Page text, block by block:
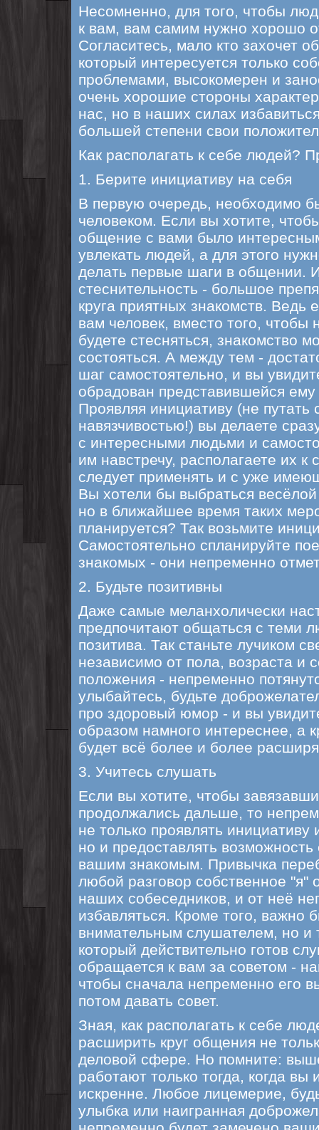
Несомненно, для того, чтобы
к вам, вам самим нужно хорошо
Согласитесь, мало кто захочет
который интересуется только
проблемами, высокомерен и
очень хорошие стороны
нас, но в наших силах
большей степени свои
Как располагать к себе людей?
1. Берите инициативу на себя
В первую очередь, необходимо
человеком. Если вы хотите,
общение с вами было
увлекать людей, а для этого
делать первые шаги в общении.
стеснительность - большое
круга приятных знакомств. Ведь
вам человек, вместо того, чтобы
будете стесняться, знакомство
состояться. А между тем -
шаг самостоятельно, и вы
обрадован представившейся
Проявляя инициативу (не путать
навязчивостью!) вы делаете
с интересными людьми и
им навстречу, располагаете их к
следует применять и с уже
Вы хотели бы выбраться
но в ближайшее время таких
планируется? Так возьмите
Самостоятельно спланируйте
знакомых - они непременно
2. Будьте позитивны
Даже самые меланхолически
предпочитают общаться с теми
позитива. Так станьте лучиком
независимо от пола, возраста и
положения - непременно
улыбайтесь, будьте
про здоровый юмор - и вы
образом намного интереснее, а
будет всё более и более
3. Учитесь слушать
Если вы хотите, чтобы
продолжались дальше, то
не только проявлять инициативу
но и предоставлять
вашим знакомым. Привычка
любой разговор собственное "я"
наших собеседников, и от неё
избавляться. Кроме того, важно
внимательным слушателем, но и
который действительно готов
обращается к вам за советом -
чтобы сначала непременно его
потом давать совет.
Зная, как располагать к себе
расширить круг общения не
деловой сфере. Но помните:
работают только тогда, когда вы
искренне. Любое лицемерие,
улыбка или наигранная